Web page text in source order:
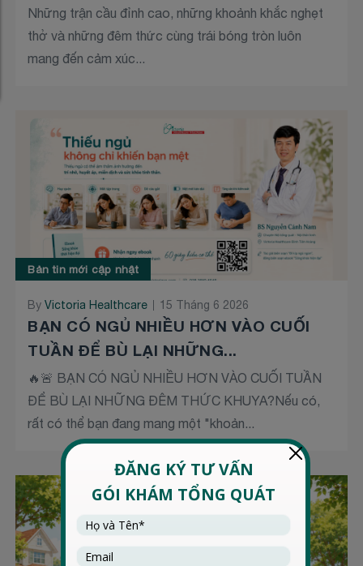
Những trận cầu đỉnh cao, những khoảnh khắc nghẹt
thở và những đêm thức cùng trái bóng tròn luôn
mang đến cảm xúc...
Bản tin mới cập nhật
ByVictoria Healthcare 15 Tháng 6 2026
BẠN CÓ NGỦ NHIỀU HƠN VÀO CUỐI
TUẦN ĐỂ BÙ LẠI NHỮNG...
🔥🚨 BẠN CÓ NGỦ NHIỀU HƠN VÀO CUỐI TUẦN
ĐỂ BÙ LẠI NHỮNG ĐÊM THỨC KHUYA?Nếu có,
rất có thể bạn đang mang một "khoản...